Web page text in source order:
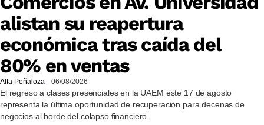
alistan su reapertura
económica tras caída del
80% en ventas
Alfa Peñaloza 06/08/2026
El regreso a clases presenciales en la UAEM este 17 de agosto
representa la última oportunidad de recuperación para decenas de
negocios al borde del colapso financiero.